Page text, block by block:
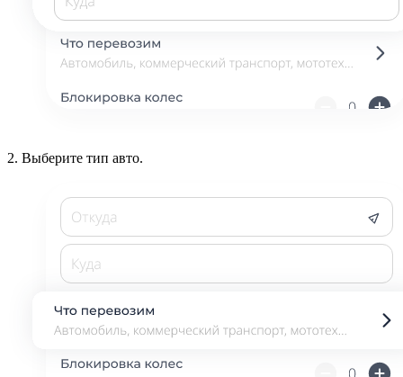
2. Выберите тип авто.